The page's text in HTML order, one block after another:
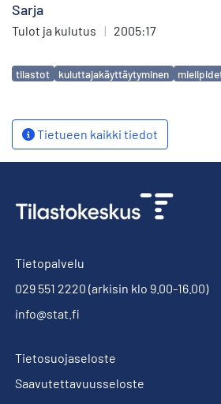
Sarja
Tulot ja kulutus | 2005:17
Avainsanat
tilastot kuluttajakäyttäytyminen
Tietueen kaikki tiedot
Tietopalvelu
029 551 2220 (arkisin klo 9.00-16.00)
info@stat.fi
Tietosuojaseloste
Saavutettavuusseloste